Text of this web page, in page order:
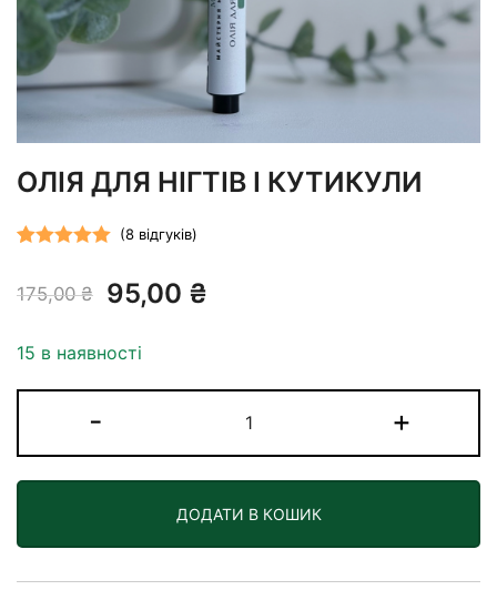
ОЛІЯ ДЛЯ НІГТІВ І КУТИКУЛИ
5.00 з 5 на
опитування
(8відгуків)
175,00₴ 95,00 ₴
15 в наявності
-
для
нігтів
кутикули
кількість
+
ДОДАТИ В КОШИК